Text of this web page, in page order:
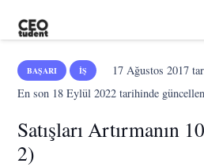
BAŞARI İŞ 17 Ağustos 2017
En son 18 Eylül 2022 tarihinde
Satışları Artırmanın
2)